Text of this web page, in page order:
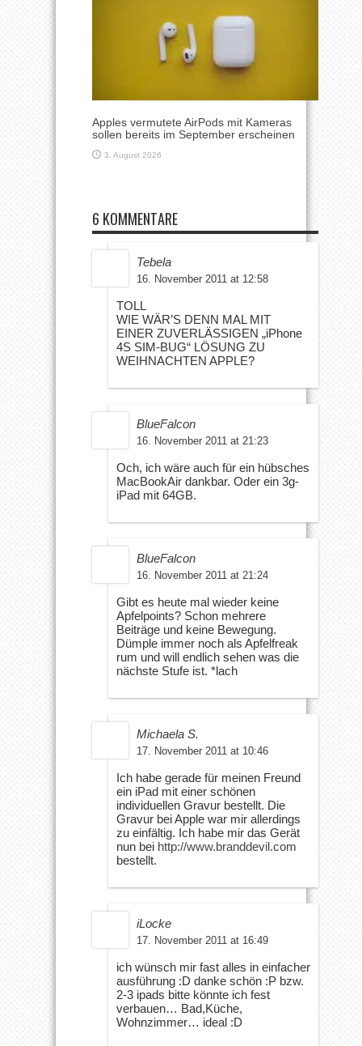
Apples vermutete AirPods mit Kameras
sollen bereits im September erscheinen
3. August 2026
6 KOMMENTARE
Tebela
16. November 2011 at 12:58
TOLL
WIE WÄR’S DENN MAL MIT
EINER ZUVERLÄSSIGEN „iPhone
4S SIM-BUG“ LÖSUNG ZU
WEIHNACHTEN APPLE?
BlueFalcon
16. November 2011 at 21:23
Och, ich wäre auch für ein hübsches
MacBookAir dankbar. Oder ein 3g-
iPad mit 64GB.
BlueFalcon
16. November 2011 at 21:24
Gibt es heute mal wieder keine
Apfelpoints? Schon mehrere
Beiträge und keine Bewegung.
Dümple immer noch als Apfelfreak
rum und will endlich sehen was die
nächste Stufe ist. *lach
Michaela S.
17. November 2011 at 10:46
Ich habe gerade für meinen Freund
ein iPad mit einer schönen
individuellen Gravur bestellt. Die
Gravur bei Apple war mir allerdings
zu einfältig. Ich habe mir das Gerät
nun bei http://www.branddevil.com
bestellt.
iLocke
17. November 2011 at 16:49
ich wünsch mir fast alles in einfacher
ausführung :D danke schön :P bzw.
2-3 ipads bitte könnte ich fest
verbauen… Bad,Küche,
Wohnzimmer… ideal :D